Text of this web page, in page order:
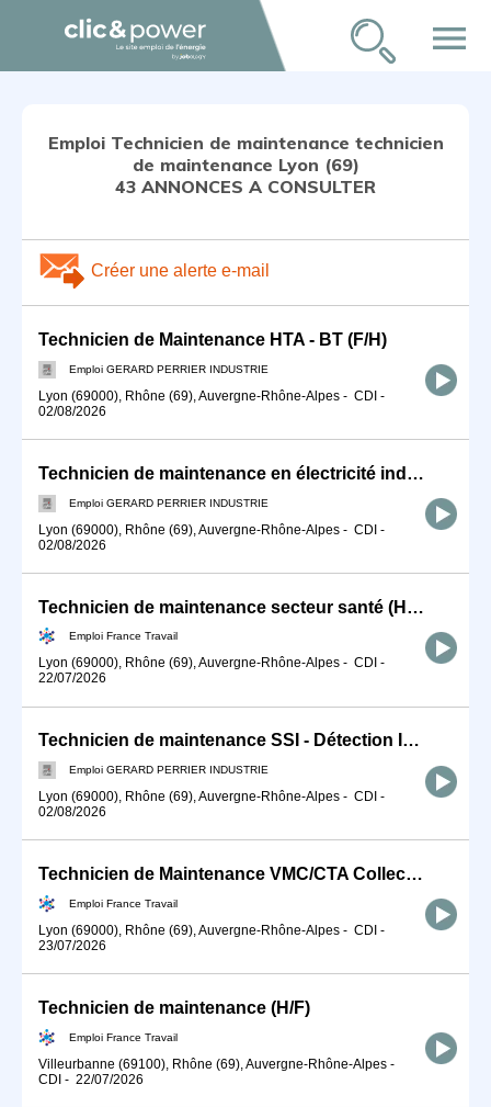
menu
Emploi Technicien de maintenance technicien
de maintenance Lyon (69)
43 ANNONCES A CONSULTER
Créer une alerte e-mail
Technicien de Maintenance HTA - BT (F/H)
Emploi GERARD PERRIER INDUSTRIE
Lyon (69000), Rhône (69), Auvergne-Rhône-Alpes - CDI -
02/08/2026
Technicien de maintenance en électricité industrielle (F/H)
Emploi GERARD PERRIER INDUSTRIE
Lyon (69000), Rhône (69), Auvergne-Rhône-Alpes - CDI -
02/08/2026
Technicien de maintenance secteur santé (H/F)
Emploi France Travail
Lyon (69000), Rhône (69), Auvergne-Rhône-Alpes - CDI -
22/07/2026
Technicien de maintenance SSI - Détection Incendie (F/H)
Emploi GERARD PERRIER INDUSTRIE
Lyon (69000), Rhône (69), Auvergne-Rhône-Alpes - CDI -
02/08/2026
Technicien de Maintenance VMC/CTA Collective (H/F)
Emploi France Travail
Lyon (69000), Rhône (69), Auvergne-Rhône-Alpes - CDI -
23/07/2026
Technicien de maintenance (H/F)
Emploi France Travail
Villeurbanne (69100), Rhône (69), Auvergne-Rhône-Alpes -
CDI - 22/07/2026